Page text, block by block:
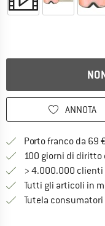
ANNOTA
Porto franco da 69
100 giorni di diritto
> 4.000.000
Tutti gli articoli in
Tutela consumatori